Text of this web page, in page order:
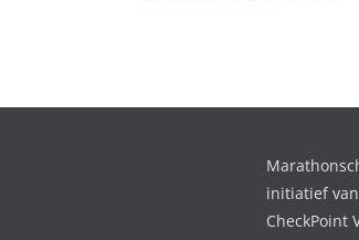
initiatief
CheckPoint